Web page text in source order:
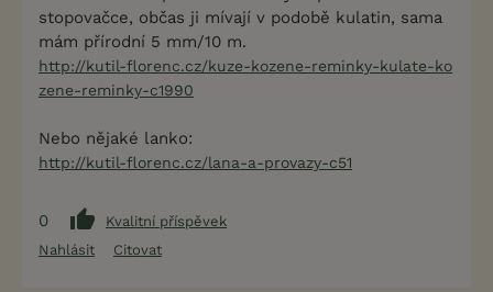
stopovačce, občas ji mívají v podobě kulatin, sama
mám přírodní 5 mm/10 m.
http://kutil-florenc.cz/kuze-kozene-reminky-kulate-ko
zene-reminky-c1990
Nebo nějaké lanko:
http://kutil-florenc.cz/lana-a-provazy-c51
0
Kvalitní příspěvek
Nahlásit
Citovat